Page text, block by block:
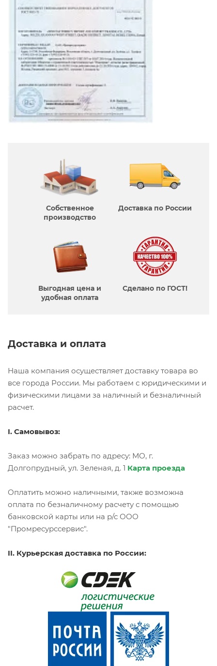
Собственное
производcтво
Доставка по России
Выгодная цена и
удобная оплата
Сделано по ГОСТ!
Доставка и оплата
Наша компания осуществляет доставку товара во
все города России. Мы работаем с юридическими и
физическими лицами за наличный и безналичный
расчет.
I. Самовывоз:
Заказ можно забрать по адресу: МО, г.
Долгопрудный, ул. Зеленая, д. 1 Карта проезда
Оплатить можно наличными, также возможна
оплата по безналичному расчету с помощью
банковской карты или на р/с ООО
"Промресурссервис".
II. Курьерская доставка по России: